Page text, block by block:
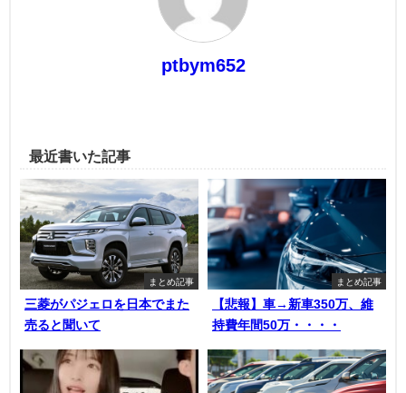
ptbym652
最近書いた記事
まとめ記事
三菱がパジェロを日本でまた
売ると聞いて
まとめ記事
【悲報】車→新車350万、維
持費年間50万・・・・